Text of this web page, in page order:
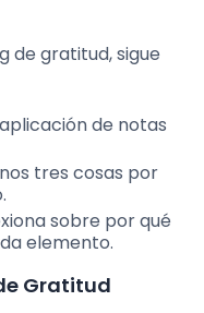
de gratitud, sigue
de notas
tres cosas por
sobre por qué
elemento.
Gratitud